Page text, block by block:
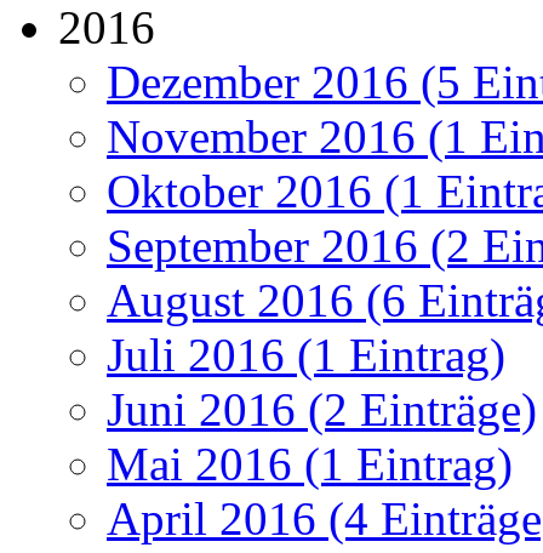
2016
Dezember 2016 (5
November 2016 (1
Oktober 2016 (1
September 2016 (2
August 2016 (6
Juli 2016 (1 Eintrag)
Juni 2016 (2 Einträge)
Mai 2016 (1 Eintrag)
April 2016 (4